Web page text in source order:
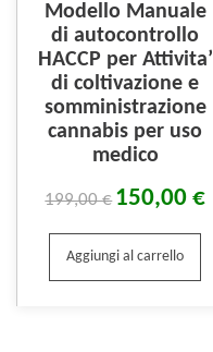
Modello Manuale
di autocontrollo
HACCP per Attivita’
di coltivazione e
somministrazione
cannabis per uso
medico
199,00€ 150,00€
Aggiungi al carrello